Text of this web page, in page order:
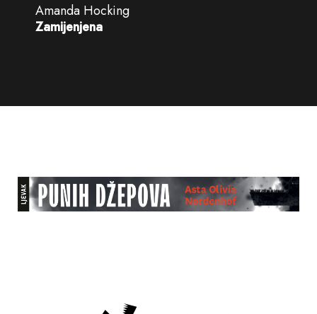
Amanda Hocking
Zamijenjena